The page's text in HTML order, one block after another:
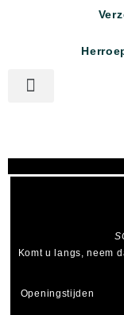
Komt u langs, neem
Openingstijden